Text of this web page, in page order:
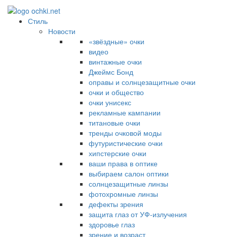
Стиль
Новости
«звёздные» очки
видео
винтажные очки
Джеймс Бонд
оправы и солнцезащитные очки
очки и общество
очки унисекс
рекламные кампании
титановые очки
тренды очковой моды
футуристические очки
хипстерские очки
ваши права в оптике
выбираем салон оптики
солнцезащитные линзы
фотохромные линзы
дефекты зрения
защита глаз от УФ-излучения
здоровье глаз
зрение и возраст